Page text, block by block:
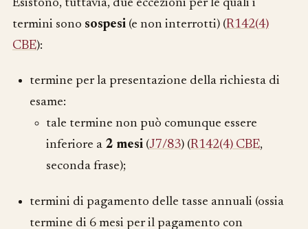
Esistono, tuttavia, due eccezioni per le quali i
termini sono sospesi (e non interrotti) (R142(4)
CBE):
termine per la presentazione della richiesta di
esame:
tale termine non può comunque essere
inferiore a 2 mesi (J7/83) (R142(4) CBE,
seconda frase);
termini di pagamento delle tasse annuali (ossia
termine di 6 mesi per il pagamento con